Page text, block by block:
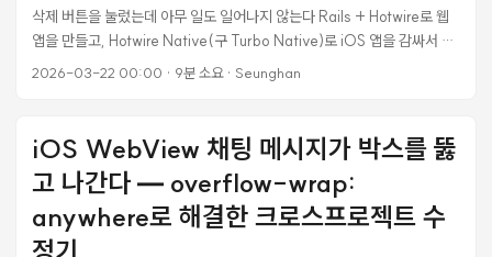
세션 안으로 밀어넣는(push) 구조다. ...
삭제 버튼을 눌렀는데 아무 일도 일어나지 않는다 Rails + Hotwire로 웹
앱을 만들고, Hotwire Native(구 Turbo Native)로 iOS 앱을 감싸서 배
포하는 구조를 쓰고 있었다. 웹에서는 모든 것이 잘 동작했다. 삭제 버튼을
무 반응이 없었다. 에러도 없고, 크래시도 없고, 그냥 조용히 무시됐다. 상
태 변경 버튼, 라운드 추가/삭제 버튼, 토너먼트 삭제 버튼 —
turbo_confirm이 붙은 모든 버튼이 죽어있었다. ...
2026-03-22 00:00 · 9분 소요· Seunghan
iOS WebView 채팅 메시지가 박스를 뚫
고 나간다 — overflow-wrap:
anywhere로 해결한 크로스프로젝트 수
정기